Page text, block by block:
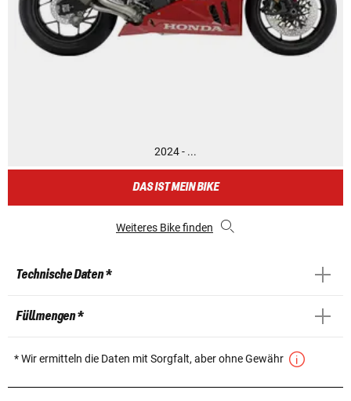
2024 - ...
DAS IST MEIN BIKE
Weiteres Bike finden
Technische Daten *
Füllmengen *
* Wir ermitteln die Daten mit Sorgfalt, aber ohne Gewähr